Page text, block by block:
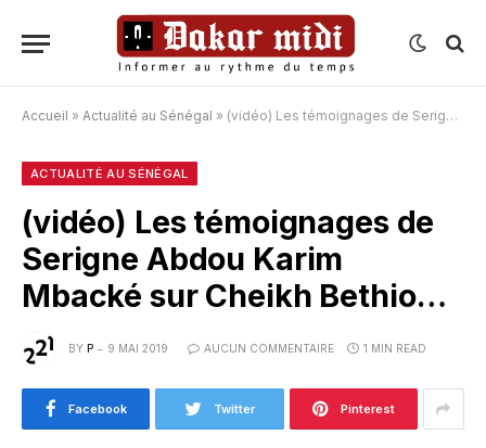
Accueil » Actualité au Sénégal » (vidéo) Les témoignages de Serigne Abdou Karim Mbacké sur Cheikh Bethio…
ACTUALITÉ AU SÉNÉGAL
(vidéo) Les témoignages de
Serigne Abdou Karim
Mbacké sur Cheikh Bethio…
BY P 9 MAI 2019 AUCUN COMMENTAIRE 1 MIN READ
Facebook Twitter Pinterest